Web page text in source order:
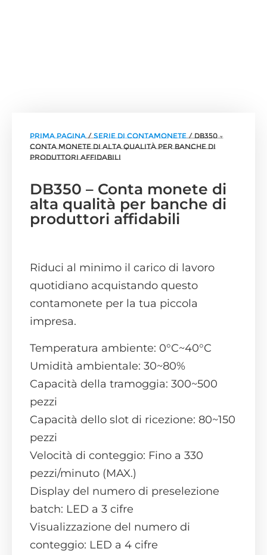
Prima pagina / Serie di contamonete / DB350 –
Conta monete di alta qualità per banche di
produttori affidabili
DB350 – Conta monete di
alta qualità per banche di
produttori affidabili
Riduci al minimo il carico di lavoro
quotidiano acquistando questo
contamonete per la tua piccola
impresa.
Temperatura ambiente: 0°C~40°C
Umidità ambientale: 30~80%
Capacità della tramoggia: 300~500
pezzi
Capacità dello slot di ricezione: 80~150
pezzi
Velocità di conteggio: Fino a 330
pezzi/minuto (MAX.)
Display del numero di preselezione
batch: LED a 3 cifre
Visualizzazione del numero di
conteggio: LED a 4 cifre